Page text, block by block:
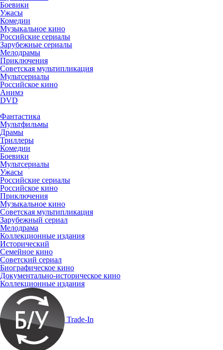
Боевики
Ужасы
Комедии
Музыкальное кино
Российские сериалы
Зарубежные сериалы
Мелодрамы
Приключения
Советская мультипликация
Мультсериалы
Российское кино
Анимэ
DVD
Фантастика
Мультфильмы
Драмы
Триллеры
Комедии
Боевики
Мультсериалы
Ужасы
Российские сериалы
Российское кино
Приключения
Музыкальное кино
Советская мультипликация
Зарубежный сериал
Мелодрама
Коллекционные издания
Исторический
Семейное кино
Советский сериал
Биографическое кино
Документально-историческое кино
Коллекционные издания
Trade-In